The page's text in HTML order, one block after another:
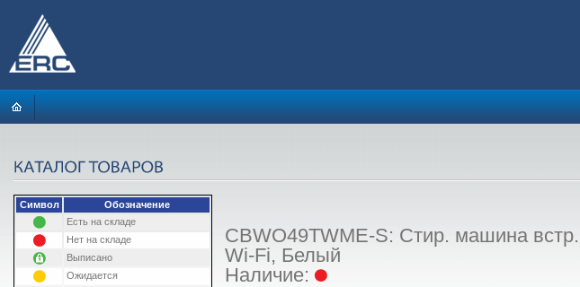
Символ
Обозначение
Есть на складе
Нет на складе
Выписано
Ожидается
CBWO49TWME-S: Стир. машина
Wi-Fi, Белый
Наличие: